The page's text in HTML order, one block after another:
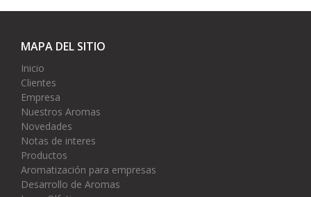
MAPA DEL SITIO
Inicio
Clientes
Empresa
Nuestros Aromas
Novedades
Notas de interes
Productos
Aromatización para empresas
Desarrollo de Aromas